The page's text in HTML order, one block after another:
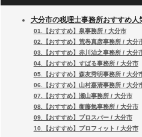
大分市の税理士事務所おすすめ人
01.【おすすめ】泉事務所 / 大分市
02.【おすすめ】荒巻真彦事務所 / 大分
03.【おすすめ】赤川治之事務所 / 大分
04.【おすすめ】すばる事務所 / 大分市
05.【おすすめ】森友秀明事務所 / 大分
06.【おすすめ】山村嘉清事務所 / 大分
07.【おすすめ】瀬山事務所 / 大分市
08.【おすすめ】衞藤勉事務所 / 大分市
09.【おすすめ】プロスパー / 大分市
10.【おすすめ】プロフィット / 大分市